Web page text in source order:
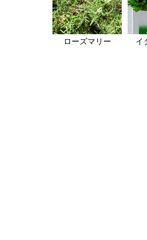
ローズマリー イ